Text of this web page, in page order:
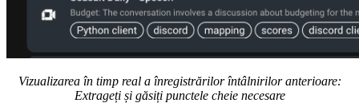
Vizualizarea în timp real a înregistrărilor întâlnirilor anterioare:
Extrageți și găsiți punctele cheie necesare